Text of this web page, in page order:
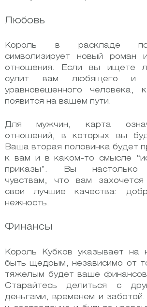
Любовь
Король в раскладе
символизирует новый роман
отношения. Если вы ищете
сулит вам любящего и
уравновешенного человека,
появится на вашем пути.
Для мужчин, карта
отношений, в которых вы
Ваша вторая половинка будет
к вам и в каком-то смысле
приказы”. Вы настолько
чувствам, что вам захочется
свои лучшие качества:
нежность.
Финансы
Король Кубков указывает на
быть щедрым, независимо от
тяжелым будет ваше
Старайтесь делиться с
деньгами, временем и